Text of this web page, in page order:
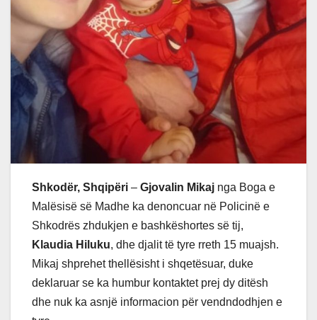
Shkodër, Shqipëri – Gjovalin Mikaj nga Boga e
Malësisë së Madhe ka denoncuar në Policinë e
Shkodrës zhdukjen e bashkëshortes së tij,
Klaudia Hiluku, dhe djalit të tyre rreth 15 muajsh.
Mikaj shprehet thellësisht i shqetësuar, duke
deklaruar se ka humbur kontaktet prej dy ditësh
dhe nuk ka asnjë informacion për vendndodhjen e